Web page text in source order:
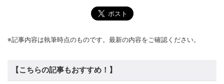
※記事内容は執筆時点のものです。最新の内容をご確認ください。
【こちらの記事もおすすめ！】